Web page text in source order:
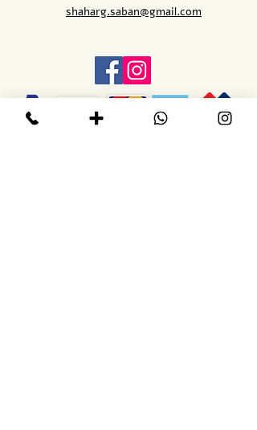
shaharg.saban@gmail.com